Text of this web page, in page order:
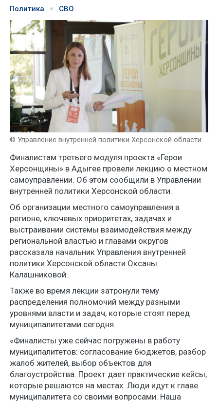
Политика СВО
© Управление внутренней политики Херсонской области
Финалистам третьего модуля проекта «Герои
Херсонщины» в Адыгее провели лекцию о местном
самоуправлении. Об этом сообщили в Управлении
внутренней политики Херсонской области.
Об организации местного самоуправления в
регионе, ключевых приоритетах, задачах и
выстраивании системы взаимодействия между
региональной властью и главами округов
рассказала начальник Управления внутренней
политики Херсонской области Оксаны
Калашниковой.
Также во время лекции затронули тему
распределения полномочий между разными
уровнями власти и задач, которые стоят перед
муниципалитетами сегодня.
«Финалисты уже сейчас погружены в работу
муниципалитетов: согласование бюджетов, разбор
жалоб жителей, выбор объектов для
благоустройства. Проект дает практические кейсы,
которые решаются на местах. Люди идут к главе
муниципалитета со своими вопросами. Наша